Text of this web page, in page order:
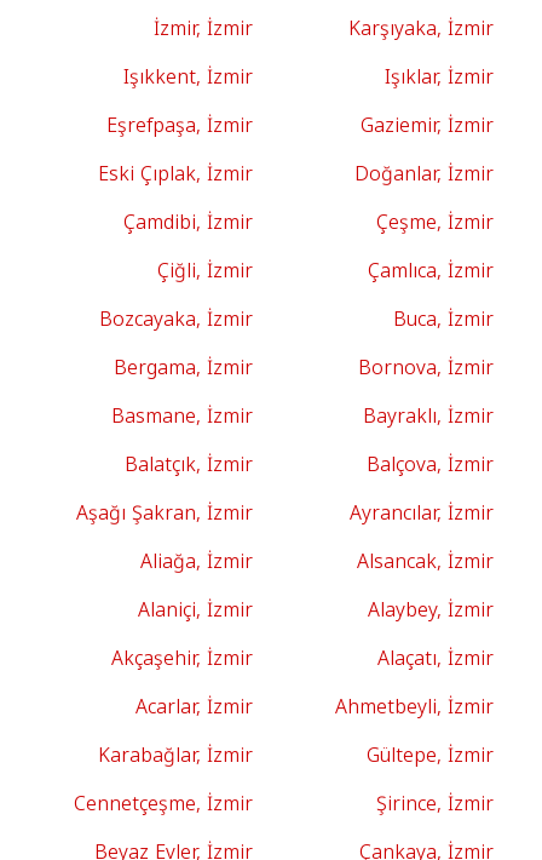
Karşıyaka, İzmir
İzmir, İzmir
Işıklar, İzmir
Işıkkent, İzmir
Gaziemir, İzmir
Eşrefpaşa, İzmir
Doğanlar, İzmir
Eski Çıplak, İzmir
Çeşme, İzmir
Çamdibi, İzmir
Çamlıca, İzmir
Çiğli, İzmir
Buca, İzmir
Bozcayaka, İzmir
Bornova, İzmir
Bergama, İzmir
Bayraklı, İzmir
Basmane, İzmir
Balçova, İzmir
Balatçık, İzmir
Ayrancılar, İzmir
Aşağı Şakran, İzmir
Alsancak, İzmir
Aliağa, İzmir
Alaybey, İzmir
Alaniçi, İzmir
Alaçatı, İzmir
Akçaşehir, İzmir
Ahmetbeyli, İzmir
Acarlar, İzmir
Gültepe, İzmir
Karabağlar, İzmir
Şirince, İzmir
Cennetçeşme, İzmir
Çankaya, İzmir
Beyaz Evler, İzmir